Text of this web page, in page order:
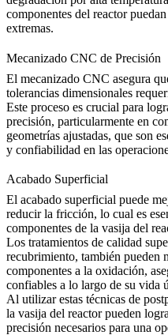
componentes del reactor
extremas.
Mecanizado CNC de Precisión
El mecanizado CNC asegura
tolerancias dimensionales
Este proceso es crucial para
precisión, particularmente en
geometrías ajustadas, que son
y confiabilidad en las
Acabado Superficial
El acabado superficial puede
reducir la fricción, lo cual es
componentes de la vasija del
Los tratamientos de calidad
recubrimiento, también pueden
componentes a la oxidación,
confiables a lo largo de su vida
Al utilizar estas técnicas de
la vasija del reactor pueden
precisión necesarios para una